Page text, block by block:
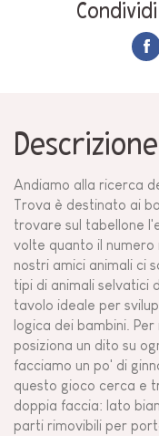
Descrizione
Andiamo alla ricerca
Trova è destinato ai
trovare sul tabellone
volte quanto il numero
nostri amici animali ci
tipi di animali selvatici
tavolo ideale per
logica dei bambini.
posiziona un dito su
facciamo un po' di
questo gioco cerca e
doppia faccia: lato
parti rimovibili per